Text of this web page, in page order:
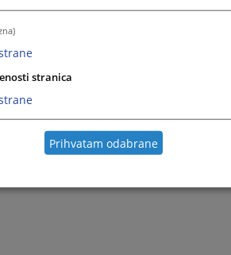
stranica
Prihvatam odabrane